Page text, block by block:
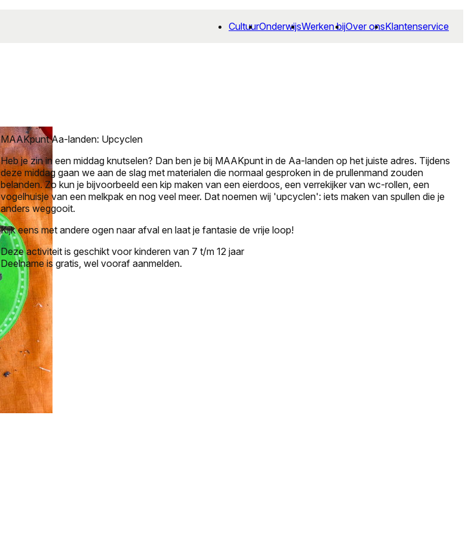
CultuurOnderwijsWerken bijOver onsKlantenservice
MAAKpunt Aa-landen: Upcyclen
Heb je zin in een middag knutselen? Dan ben je bij MAAKpunt in de Aa-landen op het juiste adres. Tijdens
deze middag gaan we aan de slag met materialen die normaal gesproken in de prullenmand zouden
belanden. Zo kun je bijvoorbeeld een kip maken van een eierdoos, een verrekijker van wc-rollen, een
vogelhuisje van een melkpak en nog veel meer. Dat noemen wij 'upcyclen': iets maken van spullen die je
anders weggooit.
Kijk eens met andere ogen naar afval en laat je fantasie de vrije loop!
Deze activiteit is geschikt voor kinderen van 7 t/m 12 jaar
Deelname is gratis, wel vooraf aanmelden.